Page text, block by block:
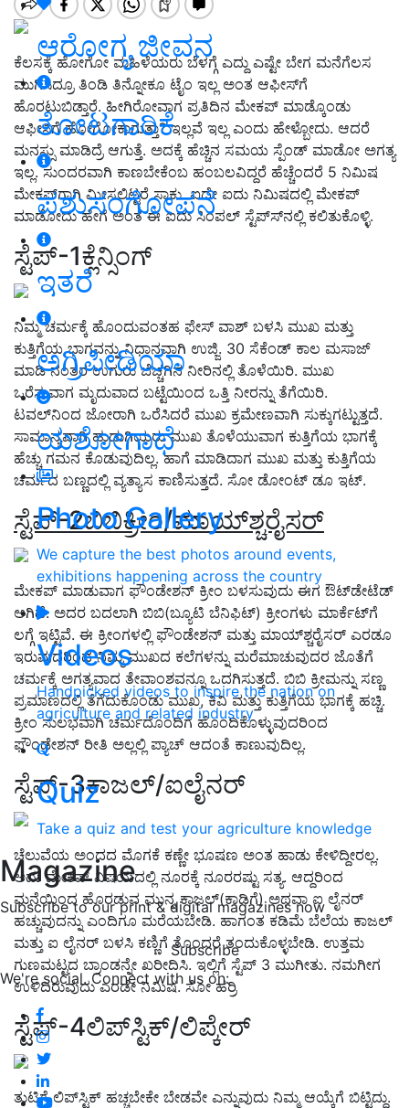
ಆರೋಗ್ಯ ಜೀವನ
ತೋಟಗಾರಿಕೆ
ಪಶುಸಂಗೋಪನೆ
ಇತರೆ
ಅಗ್ರಿಪೀಡಿಯಾ
ಯಶೋಗಾಥೆ
Photo Gallery
We capture the best photos around events,
exhibitions happening across the country
Videos
Handpicked videos to inspire the nation on
agriculture and related industry
Quiz
Take a quiz and test your agriculture knowledge
Magazine
Subscribe to our print & digital magazines now
Subscribe
We're social. Connect with us on:
ಕೆಲಸಕ್ಕೆ ಹೋಗೋ ಮಹಿಳೆಯರು ಬೆಳಗ್ಗೆ ಎದ್ದು ಎಷ್ಟೇ ಬೇಗ ಮನೆಗೆಲಸ
ಮುಗಿಸಿದ್ರೂ ತಿಂಡಿ ತಿನ್ನೋಕೂ ಟೈಂ ಇಲ್ಲ ಅಂತ ಆಫೀಸ್‍ಗೆ
ಹೊರಟುಬಿಡ್ತಾರೆ. ಹೀಗಿರೋವಾಗ ಪ್ರತಿದಿನ ಮೇಕಪ್ ಮಾಡ್ಕೊಂಡು
ಆಫೀಸಿಗೆ ಹೋಗೋಕಾಗುತ್ತಾ?ಇಲ್ಲವೆ ಇಲ್ಲ ಎಂದು ಹೇಳ್ಬೋದು. ಆದರೆ
ಮನಸ್ಸು ಮಾಡಿದ್ರೆ ಆಗುತ್ತೆ. ಅದಕ್ಕೆ ಹೆಚ್ಚಿನ ಸಮಯ ಸ್ಪೆಂಡ್ ಮಾಡೋ ಅಗತ್ಯ
ಇಲ್ಲ. ಸುಂದರವಾಗಿ ಕಾಣಬೇಕೆಂಬ ಹಂಬಲವಿದ್ದರೆ ಹೆಚ್ಚೆಂದರೆ 5 ನಿಮಿಷ
ಮೇಕಪ್‍ಗಾಗಿ ಮೀಸಲಿಟ್ಟರೆ ಸಾಕು. ಐದೇ ಐದು ನಿಮಿಷದಲ್ಲಿ ಮೇಕಪ್
ಮಾಡೋದು ಹೇಗೆ ಅಂತ ಈ ಐದು ಸಿಂಪಲ್ ಸ್ಟೆಪ್ಸ್‍ನಲ್ಲಿ ಕಲಿತುಕೊಳ್ಳಿ.
ಸ್ಟೆಪ್-1ಕ್ಲೆನ್ಸಿಂಗ್
ನಿಮ್ಮ ಚರ್ಮಕ್ಕೆ ಹೊಂದುವಂತಹ ಫೇಸ್ ವಾಶ್ ಬಳಸಿ ಮುಖ ಮತ್ತು
ಕುತ್ತಿಗೆಯ ಭಾಗವನ್ನು ನಿಧಾನವಾಗಿ ಉಜ್ಜಿ. 30 ಸೆಕೆಂಡ್ ಕಾಲ ಮಸಾಜ್
ಮಾಡಿ ನಂತರ ಉಗುರು ಬೆಚ್ಚಗಿನ ನೀರಿನಲ್ಲಿ ತೊಳೆಯಿರಿ. ಮುಖ
ಒರೆಸುವಾಗ ಮೃದುವಾದ ಬಟ್ಟೆಯಿಂದ ಒತ್ತಿ ನೀರನ್ನು ತೆಗೆಯಿರಿ.
ಟವಲ್‍ನಿಂದ ಜೋರಾಗಿ ಒರೆಸಿದರೆ ಮುಖ ಕ್ರಮೇಣವಾಗಿ ಸುಕ್ಕುಗಟ್ಟುತ್ತದೆ.
ಸಾಮಾನ್ಯವಾಗಿ ಹುಡುಗಿಯರು ಮುಖ ತೊಳೆಯುವಾಗ ಕುತ್ತಿಗೆಯ ಭಾಗಕ್ಕೆ
ಹೆಚ್ಚು ಗಮನ ಕೊಡುವುದಿಲ್ಲ. ಹಾಗೆ ಮಾಡಿದಾಗ ಮುಖ ಮತ್ತು ಕುತ್ತಿಗೆಯ
ಚರ್ಮದ ಬಣ್ಣದಲ್ಲಿ ವ್ಯತ್ಯಾಸ ಕಾಣಿಸುತ್ತದೆ. ಸೋ ಡೋಂಟ್ ಡೂ ಇಟ್.
ಸ್ಟೆಪ್-2ಬಿಬಿಕ್ರೀಂ/ಮಾಯ್‍ಶ್ಚರೈಸರ್
ಮೇಕಪ್ ಮಾಡುವಾಗ ಫೌಂಡೇಶನ್ ಕ್ರೀಂ ಬಳಸುವುದು ಈಗ ಔಟ್‍ಡೇಟೆಡ್
ಆಗಿದೆ. ಅದರ ಬದಲಾಗಿ ಬಿಬಿ(ಬ್ಯೂಟಿ ಬೆನಿಫಿಟ್) ಕ್ರೀಂಗಳು ಮಾರ್ಕೆಟ್‍ಗೆ
ಲಗ್ಗೆ ಇಟ್ಟಿವೆ. ಈ ಕ್ರೀಂಗಳಲ್ಲಿ ಫೌಂಡೇಶನ್ ಮತ್ತು ಮಾಯ್‍ಶ್ಚರೈಸರ್ ಎರಡೂ
ಇರುವುದರಿಂದ ನಿಮ್ಮ ಮುಖದ ಕಲೆಗಳನ್ನು ಮರೆಮಾಚುವುದರ ಜೊತೆಗೆ
ಚರ್ಮಕ್ಕೆ ಅಗತ್ಯವಾದ ತೇವಾಂಶವನ್ನೂ ಒದಗಿಸುತ್ತದೆ. ಬಿಬಿ ಕ್ರೀಮನ್ನು ಸಣ್ಣ
ಪ್ರಮಾಣದಲ್ಲಿ ತೆಗೆದುಕೊಂಡು ಮುಖ,ಕಿವಿ ಮತ್ತು ಕುತ್ತಿಗೆಯ ಭಾಗಕ್ಕೆ ಹಚ್ಚಿ.
ಕ್ರೀಂ ಸುಲಭವಾಗಿ ಚರ್ಮದೊಂದಿಗೆ ಹೊಂದಿಕೊಳ್ಳುವುದರಿಂದ
ಫೌಂಡೇಶನ್ ರೀತಿ ಅಲ್ಲಲ್ಲಿ ಪ್ಯಾಚ್ ಆದಂತೆ ಕಾಣುವುದಿಲ್ಲ.
ಸ್ಟೆಪ್-3ಕಾಜಲ್/ಐಲೈನರ್
ಚೆಲುವೆಯ ಅಂದದ ಮೊಗಕೆ ಕಣ್ಣೇ ಭೂಷಣ ಅಂತ ಹಾಡು ಕೇಳಿದ್ದೀರಲ್ಲ.
ಅದು ಮೇಕಪ್ ವಿಷಯದಲ್ಲಿ ನೂರಕ್ಕೆ ನೂರರಷ್ಟು ಸತ್ಯ. ಆದ್ದರಿಂದ
ಮನೆಯಿಂದ ಹೊರಡುವ ಮುನ್ನ ಕಾಜಲ್(ಕಾಡಿಗೆ) ಅಥವಾ ಐ ಲೈನರ್
ಹಚ್ಚುವುದನ್ನು ಎಂದಿಗೂ ಮರೆಯಬೇಡಿ. ಹಾಗಂತ ಕಡಿಮೆ ಬೆಲೆಯ ಕಾಜಲ್
ಮತ್ತು ಐ ಲೈನರ್ ಬಳಸಿ ಕಣ್ಣಿಗೆ ತೊಂದರೆ ತಂದುಕೊಳ್ಳಬೇಡಿ. ಉತ್ತಮ
ಗುಣಮಟ್ಟದ ಬ್ರಾಂಡನ್ನೇ ಖರೀದಿಸಿ. ಇಲ್ಲಿಗೆ ಸ್ಟೆಪ್ 3 ಮುಗೀತು. ನಮಗೀಗ
ಉಳಿದಿರುವುದು ಎರಡೇ ನಿಮಿಷ. ಸೋ ಹರ್ರಿ
ಸ್ಟೆಪ್-4ಲಿಪ್‍ಸ್ಟಿಕ್/ಲಿಪ್ಕೇರ್
ತುಟಿಗೆ ಲಿಪ್‍ಸ್ಟಿಕ್ ಹಚ್ಚಬೇಕೇ ಬೇಡವೇ ಎನ್ನುವುದು ನಿಮ್ಮ ಆಯ್ಕೆಗೆ ಬಿಟ್ಟಿದ್ದು.